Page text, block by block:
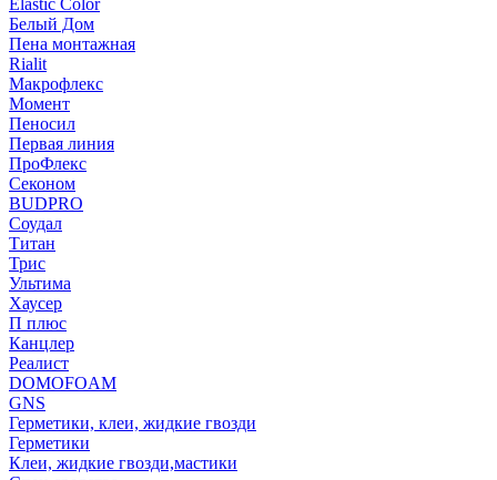
Elastic Color
Белый Дом
Пена монтажная
Rialit
Макрофлекс
Момент
Пеносил
Первая линия
ПроФлекс
Секоном
BUDPRO
Соудал
Титан
Трис
Ультима
Хаусер
П плюс
Канцлер
Реалист
DOMOFOAM
GNS
Герметики, клеи, жидкие гвозди
Герметики
Клеи, жидкие гвозди,мастики